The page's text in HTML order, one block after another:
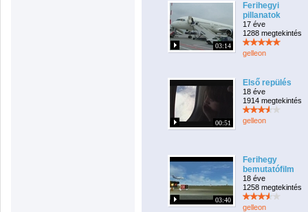
03:14
Ferihegyi
pillanatok
17 éve
1288 megtekintés
gelleon
00:51
Első repülés
18 éve
1914 megtekintés
gelleon
03:40
Ferihegy
bemutatófilm
18 éve
1258 megtekintés
gelleon